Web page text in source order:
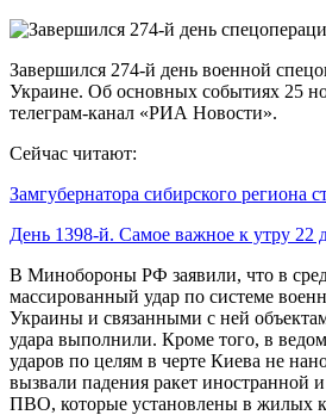
Завершился 274-й день военной
Украине. Об основных событиях 25
телеграм-канал «РИА Новости».
Сейчас читают:
Замгубернатора сибирского региона
День 1398-й. Самое важное к утру 22
В Минобороны РФ заявили, что в
массированный удар по системе
Украины и связанными с ней
удара выполнили. Кроме того, в
ударов по целям в черте Киева не
вызвали падения ракет иностранной
ПВО, которые установлены в жилых